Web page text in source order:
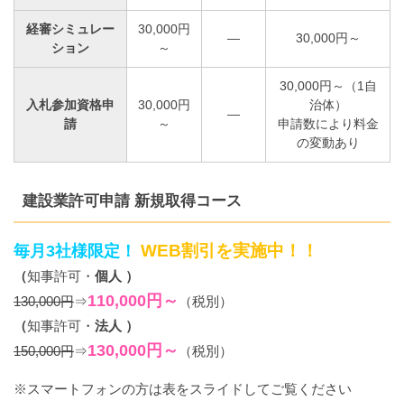
経審シミュレー
ション
30,000円
～
― 30,000円～
入札参加資格申
請
30,000円
～
―
30,000円～（1自
治体）
申請数により料金
の変動あり
建設業許可申請 新規取得コース
毎月3社様限定！ WEB割引を実施中！！
（知事許可・ 個人 ）
130,000円⇒110,000円～
（税別）
（知事許可・ 法人 ）
150,000円⇒130,000円～ （税別）
※スマートフォンの方は表をスライドしてご覧ください